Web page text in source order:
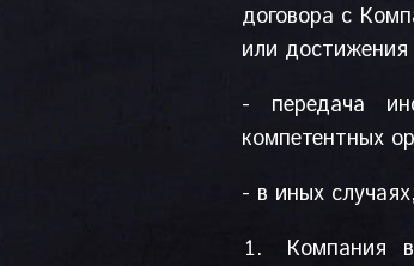
договора с
или
- передача
компетентных
- в иных
Компания